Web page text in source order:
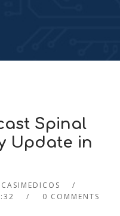
Spinal
Update in
CASIMEDICOS
0 COMMENTS